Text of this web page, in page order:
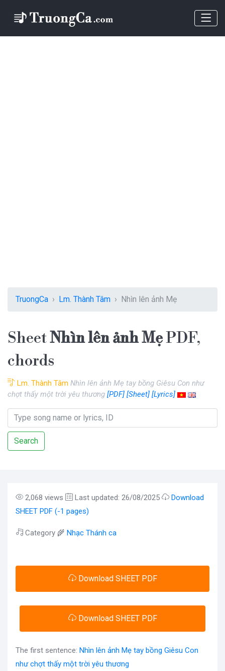
TruongCa Lm. Thành Tâm Nhìn lên ảnh Mẹ
SheetNhìn lên ảnh MẹPDF,
chords
Lm. Thành Tâm Nhìn lên ảnh Mẹ tay bồng Giêsu Con như
chợt thấy một trời yêu thương [PDF] [Sheet] [Lyrics]
Search
2,068 views Last updated: 26/08/2025
Download
SHEET PDF (-1 pages)
Category 🌾 Nhạc Thánh ca
Download SHEET PDF
Download SHEET PDF
The first sentence: Nhìn lên ảnh Mẹ tay bồng Giêsu Con
như chợt thấy một trời yêu thương